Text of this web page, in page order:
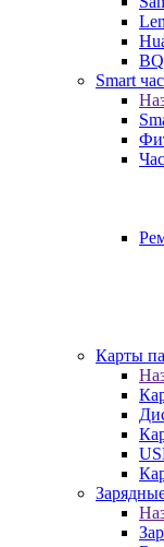
BQ
Smart
Карты